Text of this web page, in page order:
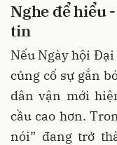
Nghe để hiểu
tin
Nếu Ngày hội
củng cố sự gắn
dân vận mới
cầu cao hơn.
nói” đang trở